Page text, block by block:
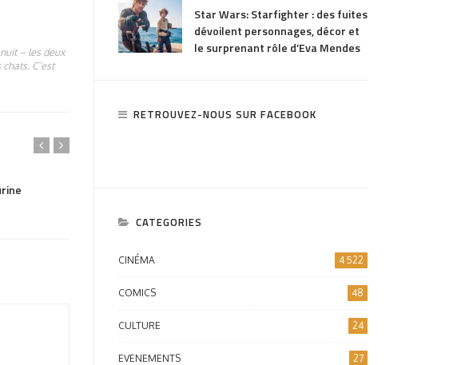
– les deux
C’est
Star Wars: Starfighter : des fuites
dévoilent personnages, décor et
le surprenant rôle d’Eva Mendes
RETROUVEZ-NOUS SUR FACEBOOK
CATEGORIES
CINÉMA 4 522
COMICS 48
CULTURE 24
EVENEMENTS 27